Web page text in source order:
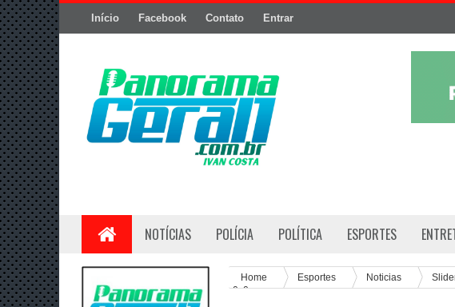
Início Facebook Contato Entrar
NOTÍCIAS POLÍCIA POLÍTICA ESPORTES
Home Esportes Noticias
0x0